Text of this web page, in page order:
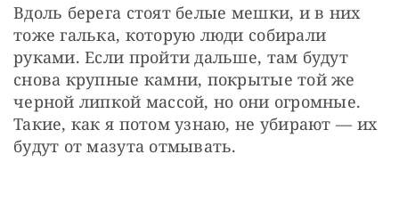
Вдоль берега стоят белые мешки, и в них
тоже галька, которую люди собирали
руками. Если пройти дальше, там будут
снова крупные камни, покрытые той же
черной липкой массой, но они огромные.
Такие, как я потом узнаю, не убирают — их
будут от мазута отмывать.